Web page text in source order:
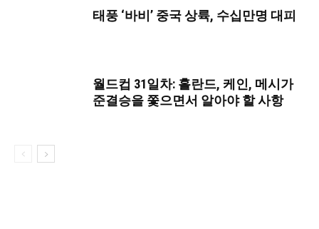
태풍 ‘바비’ 중국 상륙, 수십만명 대피
월드컵 31일차: 홀란드, 케인, 메시가
준결승을 쫓으면서 알아야 할 사항